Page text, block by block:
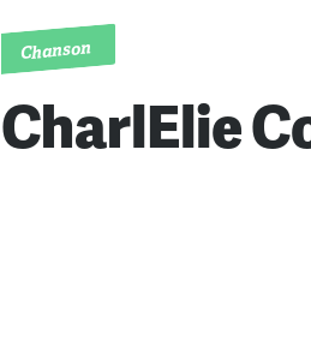
Chanson
CharlElie